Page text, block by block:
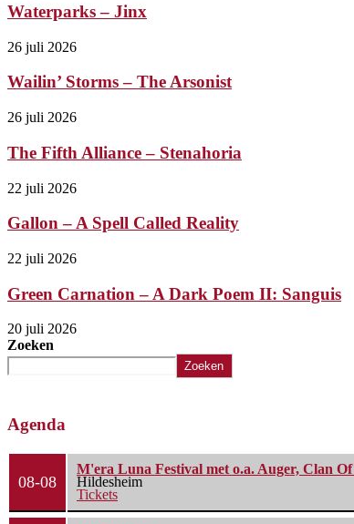
Waterparks – Jinx
26 juli 2026
Wailin’ Storms – The Arsonist
26 juli 2026
The Fifth Alliance – Stenahoria
22 juli 2026
Gallon – A Spell Called Reality
22 juli 2026
Green Carnation – A Dark Poem II: Sanguis
20 juli 2026
Zoeken
Zoeken
Agenda
08-08
M'era Luna Festival met o.a. Auger, Clan
Hildesheim
Tickets